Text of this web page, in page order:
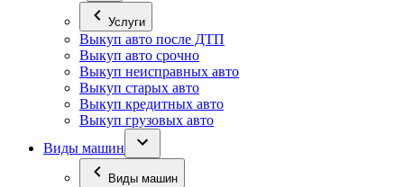
Услуги
Выкуп авто после ДТП
Выкуп авто срочно
Выкуп неисправных авто
Выкуп старых авто
Выкуп кредитных авто
Выкуп грузовых авто
Виды машин
Виды машин